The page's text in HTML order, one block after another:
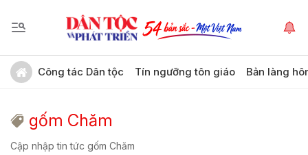
Công tác Dân tộc Tín ngưỡng tôn giáo Bản làng
gốm Chăm
Cập nhập tin tức gốm Chăm